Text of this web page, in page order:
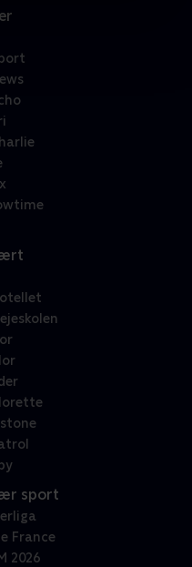
sport
France
2026